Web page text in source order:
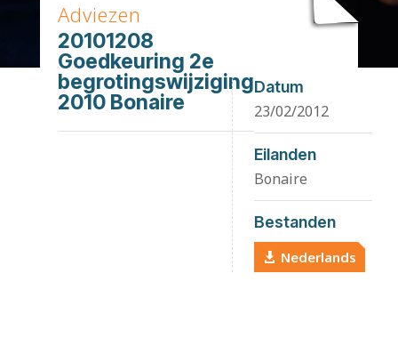
Adviezen
20101208
Goedkeuring 2e
begrotingswijziging
2010 Bonaire
Datum
23/02/2012
Eilanden
Bonaire
Bestanden
Nederlands